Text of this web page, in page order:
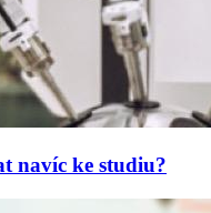
navíc ke studiu?